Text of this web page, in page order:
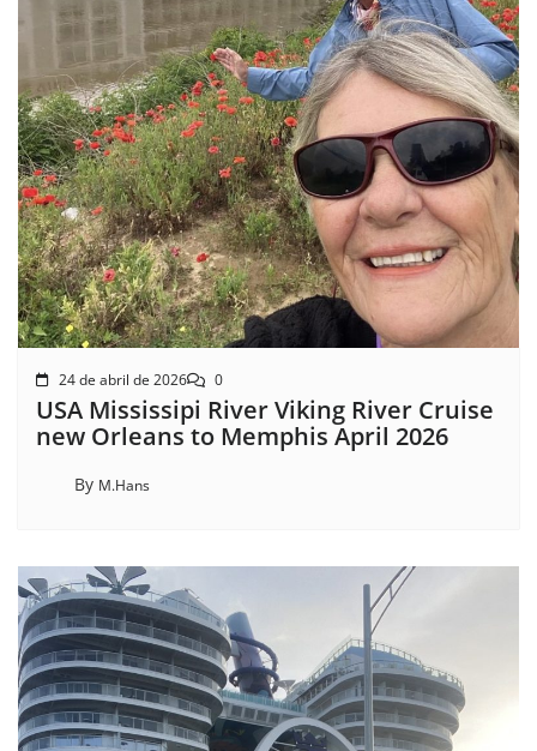
24 de abril de 2026 0
USA Mississipi River Viking River Cruise
new Orleans to Memphis April 2026
By M.Hans